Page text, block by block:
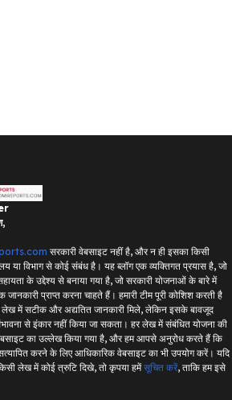
सरकारी वेबसाइट नहीं है, और न ही इसका किसी
या विभाग से कोई संबंध है। यह ब्लॉग एक व्यक्तिगत प्रयास है, जो
के उद्देश्य से बनाया गया है, जो सरकारी योजनाओं के बारे में
प्राप्त करना चाहते हैं। हमारी टीम पूरी कोशिश करती है
में सटीक और अद्यतित जानकारी मिले, लेकिन इसके बावजूद
से इंकार नहीं किया जा सकता। हर लेख में संबंधित योजना की
का उल्लेख किया गया है, और हम आपसे अनुरोध करते हैं कि
करने के लिए आधिकारिक वेबसाइट का भी उपयोग करें। यदि
लेख में कोई त्रुटि दिखे, तो कृपया हमेंसूचित करें, ताकि हम इसे